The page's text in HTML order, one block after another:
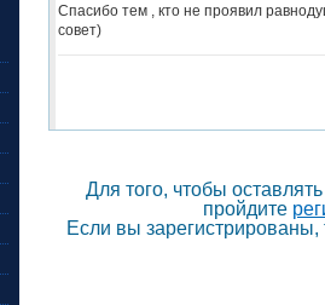
Спасибо тем , кто не проявил
совет)
Для того, чтобы
пройдите
Если вы